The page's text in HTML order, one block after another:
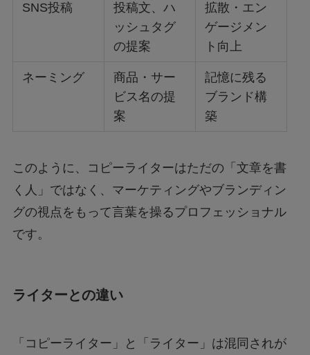
SNS投稿
投稿文、ハ
ッシュタグ
の提案
拡散・エン
ゲージメン
ト向上
ネーミング
商品・サー
ビス名の提
案
記憶に残る
ブランド構
築
このように、コピーライターはただの「文章を書
く人」ではなく、マーケティングやブランディン
グの視点をもって言葉を操るプロフェッショナル
です。
ライターとの違い
「コピーライター」と「ライター」は混同されが